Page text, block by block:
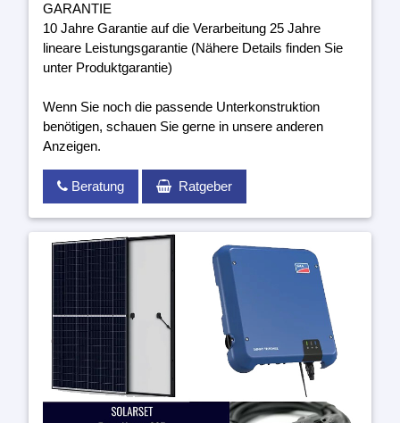
GARANTIE
10 Jahre Garantie auf die Verarbeitung 25 Jahre
lineare Leistungsgarantie (Nähere Details finden Sie
unter Produktgarantie)
Wenn Sie noch die passende Unterkonstruktion
benötigen, schauen Sie gerne in unsere anderen
Anzeigen.
Beratung Ratgeber